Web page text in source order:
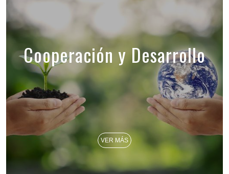
Cooperación y Desarrollo
VER MÁS